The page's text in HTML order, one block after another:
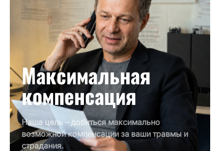
Максимальная
компенсация
Наша цель – добиться максимально
возможной компенсации за ваши травмы и
страдания.